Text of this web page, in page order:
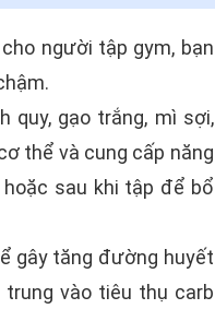
người tập gym, bạn
quy, gạo trắng, mì sợi,
thể và cung cấp năng
sau khi tập để bổ
gây tăng đường huyết
vào tiêu thụ carb